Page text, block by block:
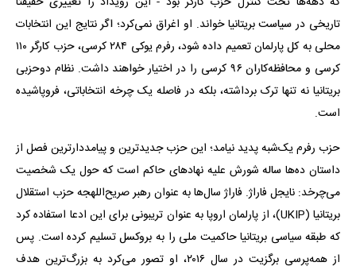
تاریخی در سیاست بریتانیا خواند. او اغراق نمی‌کرد؛ اگر نتایج این انتخابات
محلی به کل پارلمان تعمیم داده شود، رفرم یو‌کی ۲۸۴ کرسی، حزب کارگر ۱۱۰
کرسی و محافظه‌کاران ۹۶ کرسی را در اختیار خواهند داشت. نظام دوحزبی
بریتانیا نه تنها ترک برداشته، بلکه در فاصله یک چرخه انتخاباتی، فروپاشیده
است.
حزب رفرم یک‌شبه پدید نیامد؛ این حزب جدیدترین و پیامد‌دارترین فصل از
داستان ده‌ها ساله شورش علیه نهادهای حاکم است که حول یک شخصیت
می‌چرخد: نایجل فاراژ. فاراژ سال‌ها به عنوان رهبر صریح‌اللهجه حزب استقلال
بریتانیا (UKIP)، از پارلمان اروپا به عنوان تریبونی برای این ادعا استفاده کرد
که طبقه سیاسی بریتانیا حاکمیت ملی را به بروکسل تسلیم کرده است. پس
از همه‌پرسی برگزیت در سال ۲۰۱۶، او تصور می‌کرد به بزرگ‌ترین هدف